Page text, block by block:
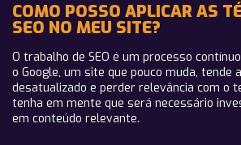
COMO POSSO APLICAR AS
SEO NO MEU SITE?
O trabalho de SEO é um processo
o Google, um site que pouco muda, tende
desatualizado e perder relevância com o
tenha em mente que será necessário
em conteúdo relevante.